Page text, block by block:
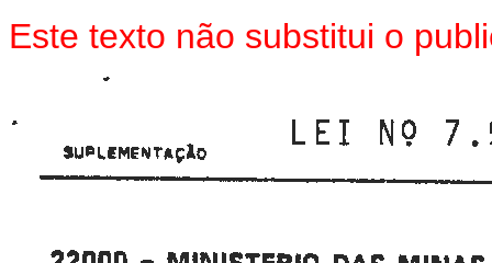
Este texto não substitui o